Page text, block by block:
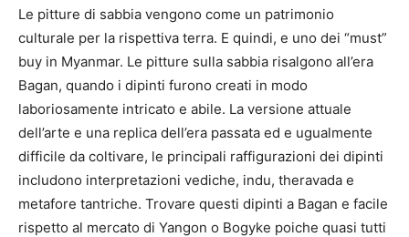
Le pitture di sabbia vengono come un patrimonio
culturale per la rispettiva terra. E quindi, e uno dei “must”
buy in Myanmar. Le pitture sulla sabbia risalgono all’era
Bagan, quando i dipinti furono creati in modo
laboriosamente intricato e abile. La versione attuale
dell’arte e una replica dell’era passata ed e ugualmente
difficile da coltivare, le principali raffigurazioni dei dipinti
includono interpretazioni vediche, indu, theravada e
metafore tantriche. Trovare questi dipinti a Bagan e facile
rispetto al mercato di Yangon o Bogyke poiche quasi tutti